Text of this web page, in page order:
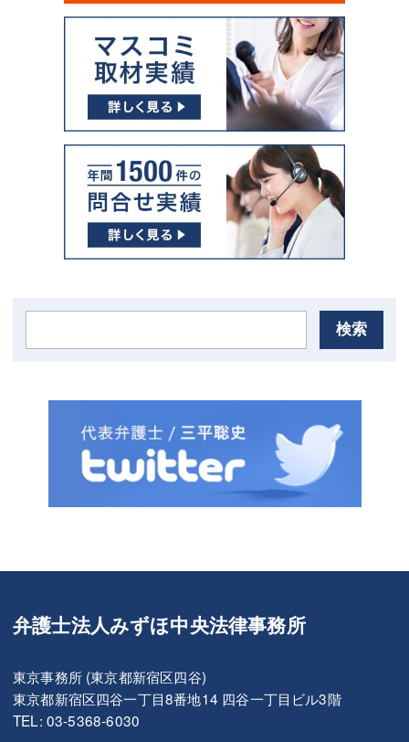
検索
弁護士法人みずほ中央法律事務所
東京事務所 (東京都新宿区四谷)
東京都新宿区四谷一丁目8番地14 四谷一丁目ビル3階
TEL: 03-5368-6030